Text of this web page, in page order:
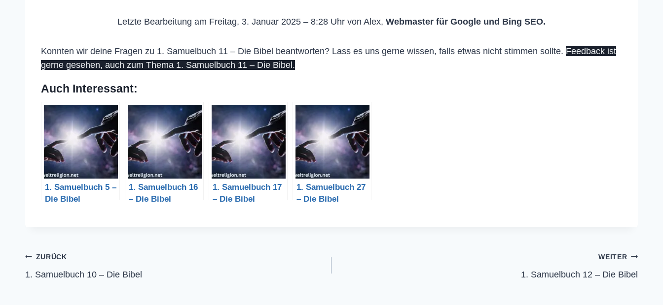
Letzte Bearbeitung am Freitag, 3. Januar 2025 – 8:28 Uhr von Alex, Webmaster für Google und Bing SEO.
Konnten wir deine Fragen zu 1. Samuelbuch 11 – Die Bibel beantworten? Lass es uns gerne wissen, falls etwas nicht stimmen sollte. Feedback ist
gerne gesehen, auch zum Thema 1. Samuelbuch 11 – Die Bibel.
Auch Interessant:
1. Samuelbuch 5 –
Die Bibel
1. Samuelbuch 16
– Die Bibel
1. Samuelbuch 17
– Die Bibel
1. Samuelbuch 27
– Die Bibel
Beitragsnavigation
ZURÜCK
1. Samuelbuch 10 – Die Bibel
WEITER
1. Samuelbuch 12 – Die Bibel